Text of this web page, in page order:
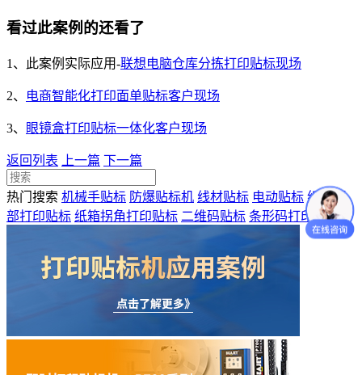
看过此案例的还看了
1、此案例实际应用-联想电脑仓库分拣打印贴标现场
2、 电商智能化打印面单贴标客户现场
3、 眼镜盒打印贴标一体化客户现场
返回列表 上一篇 下一篇
热门搜索 机械手贴标 防爆贴标机 线材贴标 电动贴标 纸盒顶
部打印贴标 纸箱拐角打印贴标 二维码贴标 条形码打印贴标